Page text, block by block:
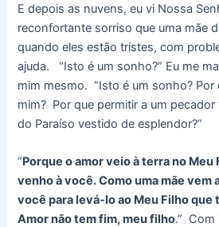
E depois as nuvens, eu vi Nossa
reconfortante sorriso que uma mãe
quando eles estão tristes, com
ajuda. “Isto é um sonho?” Eu me
mim mesmo. “Isto é um sonho? Por
mim? Por que permitir a um pecador
do Paraíso vestido de esplendor?”
“Porque o amor veio à terra no Meu
venho à você. Como uma mãe vem
você para levá-lo ao Meu Filho que
Amor não tem fim, meu filho.” Com